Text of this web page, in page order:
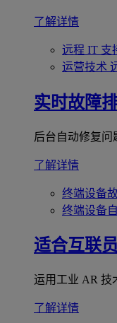
了解详情
远程 IT 支
运营技术
实时故障
后台自动修复问
了解详情
终端设备
终端设备
适合互联
运用工业 AR 技
了解详情